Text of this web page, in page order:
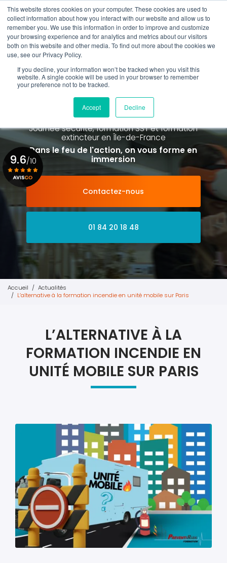
This website stores cookies on your computer. These cookies are used to
collect information about how you interact with our website and allow us to
remember you. We use this information in order to improve and customize
your browsing experience and for analytics and metrics about our visitors
both on this website and other media. To find out more about the cookies we
use, see our Privacy Policy.
If you decline, your information won’t be tracked when you visit this
website. A single cookie will be used in your browser to remember
your preference not to be tracked.
Accept Decline
Aller
au
contenu
principal
01 84 20 18 48
Rappel gratuit
Spécialiste de la formation SST et
de la Formation Incendie
à Paris La Défense depuis 2015
Journée sécurité, formation SST et formation
extincteuren Île-de-France
Dans le feu de l'action, on vous forme en
immersion
Contactez-nous
01 84 20 18 48
9.6/10
Voir le certificat
Accueil
Actualités
L’alternative à la formation incendie en unité mobile sur Paris
L’ALTERNATIVE À LA
FORMATION INCENDIE EN
UNITÉ MOBILE SUR PARIS